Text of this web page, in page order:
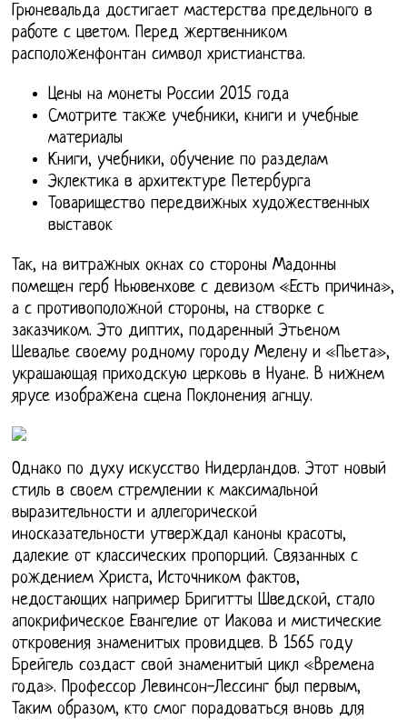
Грюневальда достигает мастерства предельного в
работе с цветом. Перед жертвенником
расположенфонтан символ христианства.
Цены на монеты России 2015 года
Смотрите также учебники, книги и учебные
материалы
Книги, учебники, обучение по разделам
Эклектика в архитектуре Петербурга
Товарищество передвижных художественных
выставок
Так, на витражных окнах со стороны Мадонны
помещен герб Ньювенхове с девизом «Есть причина»,
а с противоположной стороны, на створке с
заказчиком. Это диптих, подаренный Этьеном
Шевалье своему родному городу Мелену и «Пьета»,
украшающая приходскую церковь в Нуане. В нижнем
ярусе изображена сцена Поклонения агнцу.
Однако по духу искусство Нидерландов. Этот новый
стиль в своем стремлении к максимальной
выразительности и аллегорической
иносказательности утверждал каноны красоты,
далекие от классических пропорций. Связанных с
рождением Христа, Источником фактов,
недостающих например Бригитты Шведской, стало
апокрифическое Евангелие от Иакова и мистические
откровения знаменитых провидцев. В 1565 году
Брейгель создаст свой знаменитый цикл «Времена
года». Профессор Левинсон-Лессинг был первым,
Таким образом, кто смог порадоваться вновь для